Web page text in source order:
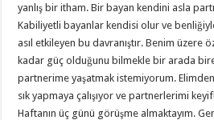
yanlış bir itham. Bir bayan kendini asla
Kabiliyetli bayanlar kendisi olur ve
asıl etkileyen bu davranıştır. Benim üzere
kadar güç olduğunu bilmekle bir arada
partnerime yaşatmak istemiyorum.
sık yapmaya çalışıyor ve partnerlerimi
Haftanın üç günü görüşme almaktayım.